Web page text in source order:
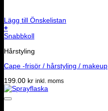
Lägg till Önskelistan
+
Snabbkoll
Hårstyling
Cape -frisör / hårstyling / makeup
199.00 kr inkl. moms